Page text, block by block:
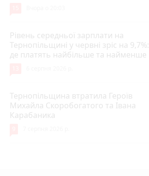
Рівень середньої зарплати на
Тернопільщині у червні зріс на 9,7%:
де платять найбільше та найменше
Тернопільщина втратила Героїв
Михайла Скоробогатого та Івана
Карабаника